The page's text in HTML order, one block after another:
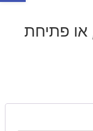
או פתיחת